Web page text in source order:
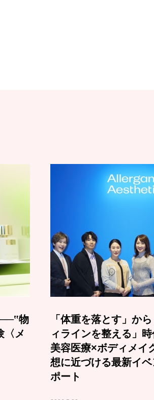
物
〈メ
「体重を落とす」か
ィラインを整える」
美容医療×ボディメイ
想に近づける最新イ
ポート